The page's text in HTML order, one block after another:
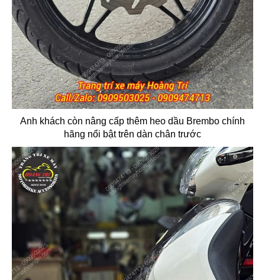
Anh khách còn nâng cấp thêm heo dầu Brembo chính
hãng nổi bật trên dàn chân trước